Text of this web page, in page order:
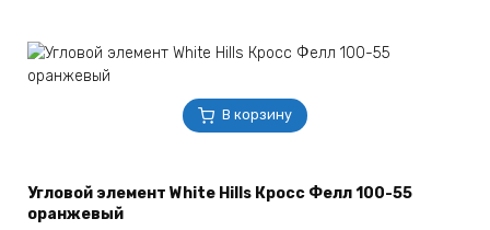
В корзину
Угловой элемент White Hills Кросс Фелл 100-55
оранжевый